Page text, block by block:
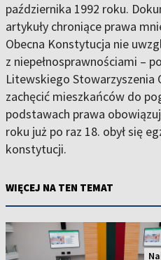
października 1992 roku.
artykuły chroniące prawa
Obecna Konstytucja nie
z niepełnosprawnościami –
Litewskiego Stowarzyszenia
zachęcić mieszkańców do
podstawach prawa
roku już po raz 18. obył się
konstytucji.
WIĘCEJ NA TEN TEMAT